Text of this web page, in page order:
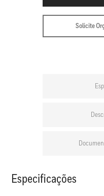
Solicite
Especificações